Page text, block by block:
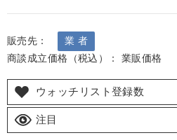
販売先：
業 者
商談成立価格（税込）： 業販価格
ウォッチリスト登録数
注目